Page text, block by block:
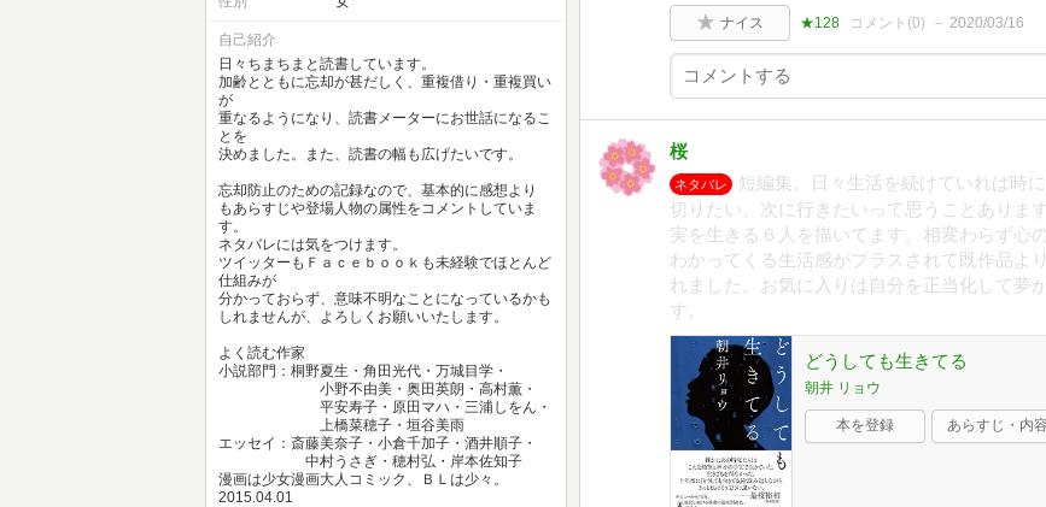
ナイス ★128 コメント(0) 2020/03/16
桜
ネタバレ
短編集。日々生活を続けていれば時
切りたい、次に行きたいって思うことありま
実を生きる６人を描いてます。相変わらず心
わかってくる生活感がプラスされて既作品よ
れました。お気に入りは自分を正当化して夢
す。
どうしても生きてる
朝井 リョウ
本を登録 あらすじ・内容
自己紹介
日々ちまちまと読書しています。
加齢とともに忘却が甚だしく、重複借り・重複買い
が
重なるようになり、読書メーターにお世話になるこ
とを
決めました。また、読書の幅も広げたいです。
忘却防止のための記録なので、基本的に感想より
もあらすじや登場人物の属性をコメントしていま
す。
ネタバレには気をつけます。
ツイッターもＦａｃｅｂｏｏｋも未経験でほとんど
仕組みが
分かっておらず、意味不明なことになっているかも
しれませんが、よろしくお願いいたします。
よく読む作家
小説部門：桐野夏生・角田光代・万城目学・
小野不由美・奥田英朗・高村薫・
平安寿子・原田マハ・三浦しをん・
上橋菜穂子・垣谷美雨
エッセイ：斎藤美奈子・小倉千加子・酒井順子・
中村うさぎ・穂村弘・岸本佐知子
漫画は少女漫画大人コミック、ＢＬは少々。
2015.04.01